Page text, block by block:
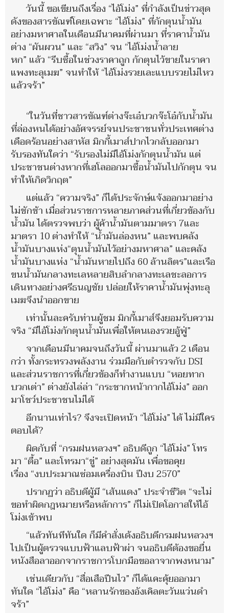
วันนี้ ขอเขียนถึงเรื่อง “ไอ้โม่ง” ที่กำลังเป็นข่าวสุด
ดังของสารขัณฑ์โดยเฉพาะ “ไอ้โม่ง” ที่กักตุนน้ำมัน
อย่างมหาศาลในเดือนมีนาคมที่ผ่านมา ที่ราคาน้ำมัน
ต่าง “ผันผวน” และ “สวิง” จน “ไอ้โม่งน้ำลาย
หก” แล้ว “รีบซื้อในช่วงราคาถูก กักตุนไว้ขายในราคา
แพงทะลุเมฆ” จนทำให้ “ไอ้โม่งรวยเละแบบรวยไม่ไหว
แล้วจร้า”
“ในวันที่ชาวสารขัณฑ์ต่างจ๊ะเอ๋บวกจ๊ะโอ๋กับน้ำมัน
ที่ล่องหนได้อย่างอัศจรรย์จนประชาชนทั่วประเทศต่าง
เดือดร้อนอย่างสาหัส มิกกี้เมาส์ปากไวกลับออกมา
รับรองทันใดว่า “รับรองไม่มีไอ้โม่งกักตุนน้ำมัน แต่
ประชาชนต่างหากที่เฮโลออกมาซื้อน้ำมันไปกักตุน จน
ทำให้เกิดวิกฤต”
แต่แล้ว “ความจริง” ก็ได้ประจักษ์แจ้งออกมาอย่าง
ไม่ชักช้า เมื่อส่วนราชการหลายภาคส่วนที่เกี่ยวข้องกับ
น้ำมัน ได้ตรวจพบว่า ผู้ค้าน้ำมันตามมาตรา 7และ
มาตรา 10 ต่างทำให้ “น้ำมันล่องหน” และพบคลัง
น้ำมันบางแห่ง“ตุนน้ำมันไว้อย่างมหาศาล” และคลัง
น้ำมันบางแห่ง “น้ำมันหายไปถึง 60 ล้านลิตร”และเรือ
ขนน้ำมันกลางทะเลหลายสิบลำกลางทะเลชะลอการ
เดินทางอย่างศรีธนญชัย ปล่อยให้ราคาน้ำมันพุ่งทะลุ
เมฆจึงนำออกขาย
เท่านั้นละครับท่านผู้ชม มิกกี้เมาส์จึงยอมรับความ
จริง “มีไอ้โม่งกักตุนน้ำมันเพื่อให้ตนเองรวยอู้ฟู่”
จากเดือนมีนาคมจนถึงวันนี้ ผ่านมาแล้ว 2 เดือน
กว่า ทั้งกระทรวงพลังงาน ร่วมมือกับตำรวจกับ DSI
และส่วนราชการที่เกี่ยวข้องก็ทำงานแบบ “หอยทาก
บวกเต่า” ต่างยังไล่ล่า “กระชากหน้ากากไอ้โม่ง” ออก
มาโชว์ประชาชนไม่ได้
อีกนานเท่าไร? จึงจะเปิดหน้า “ไอ้โม่ง” ได้ ไม่มีใคร
ตอบได้?
ผิดกับที่ “กรมฝนหลวงฯ” อธิบดีถูก “ไอ้โม่ง” โทร
มา “ตื้อ” และโทรมา“ขู่” อย่างสุดมัน เพื่อขอคุย
เรื่อง “งบประมาณซ่อมเครื่องบิน ปีงบ 2570”
ปรากฏว่า อธิบดีผู้มี “เส้นแดง” ประจำชีวิต “จะไม่
ขอทำผิดกฎหมายหรือหลักการ” ก็ไม่เปิดโอกาสให้ไอ้
โม่งเข้าพบ
“แล้วทันทีทันใด ก็มีคำสั่งเด้งอธิบดีกรมฝนหลวงฯ
ไปเป็นผู้ตรวจแบบฟ้าแลบฟ้าผ่า จนอธิบดีต้องขอยื่น
หนังสือลาออกจากราชการโบกมือขอลาจากพงหนาม”
เช่นเดียวกับ “สื่อเสือปืนไว” ก็ได้แคะคุ้ยออกมา
ทันใด “ไอ้โม่ง” คือ “หลานรักของอังเคิลตะวันแว่นดำ
จร้า”